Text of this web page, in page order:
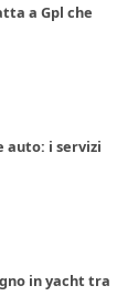
a Gpl che
auto: i servizi
in yacht tra